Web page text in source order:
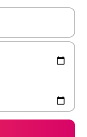
navega con las